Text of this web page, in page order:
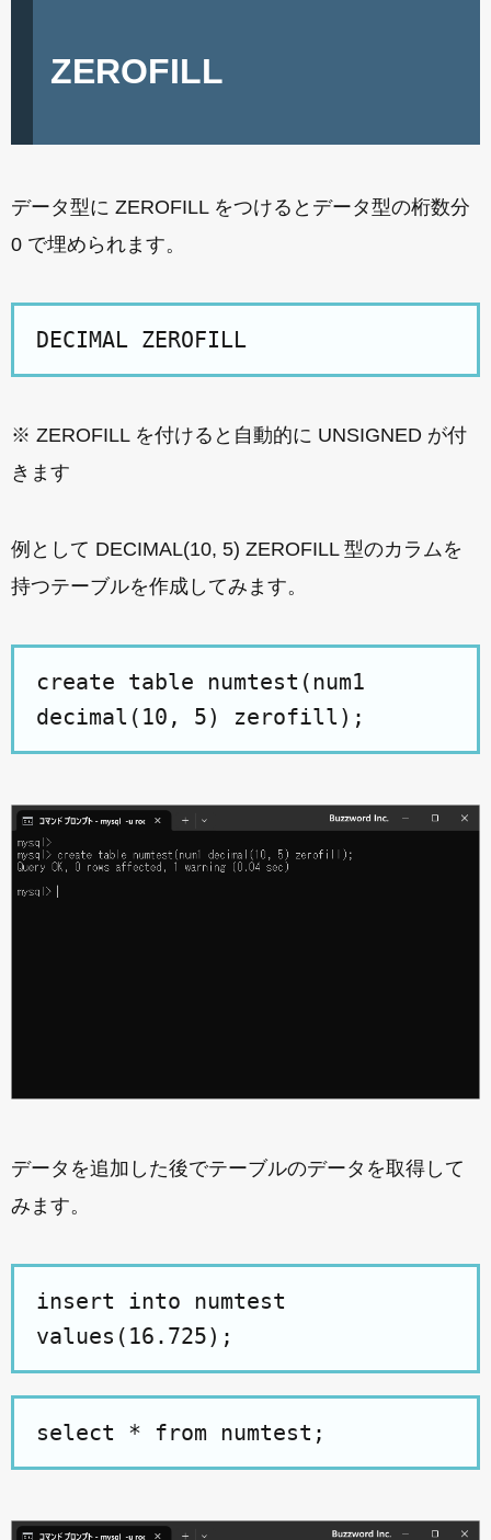
ZEROFILL
データ型に ZEROFILL をつけるとデータ型の桁数分
0 で埋められます。
DECIMAL ZEROFILL
※ ZEROFILL を付けると自動的に UNSIGNED が付
きます
例として DECIMAL(10, 5) ZEROFILL 型のカラムを
持つテーブルを作成してみます。
create table numtest(num1
decimal(10, 5) zerofill);
データを追加した後でテーブルのデータを取得して
みます。
insert into numtest
values(16.725);
select * from numtest;